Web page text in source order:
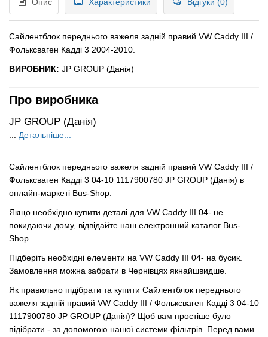
Сайлентблок переднього важеля задній правий VW Caddy III /
Фольксваген Кадді 3 2004-2010.
ВИРОБНИК: JP GROUP (Данія)
Про виробника
JP GROUP (Данія)
Детальніше...
Сайлентблок переднього важеля задній правий VW Caddy III /
Фольксваген Кадді 3 04-10 1117900780 JP GROUP (Данія) в
онлайн-маркеті Bus-Shop.
Якщо необхідно купити деталі для VW Caddy III 04- не
покидаючи дому, відвідайте наш електронний каталог Bus-
Shop.
Підберіть необхідні елементи на VW Caddy III 04- на бусик.
Замовлення можна забрати в Чернівцях якнайшвидше.
Як правильно підібрати та купити Сайлентблок переднього
важеля задній правий VW Caddy III / Фольксваген Кадді 3 04-10
1117900780 JP GROUP (Данія)? Щоб вам простіше було
підібрати - за допомогою нашої системи фільтрів. Перед вами